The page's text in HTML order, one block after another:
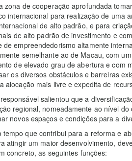
zona de cooperação aprofundada
internacional para realização de uma
de alto padrão, e para
de alto padrão de investimento e
de empreendedorismo altamente
semelhante ao de Macau, com
de elevado grau de abertura e com
os diversos obstáculos e barreiras
alocação mais livre e expedita de
salientou que a
regional, nomeadamente ao nível
novos espaços e condições para a
tempo que contribui para a reforma e
atingir um maior desenvolvimento,
concreto, as seguintes funções: